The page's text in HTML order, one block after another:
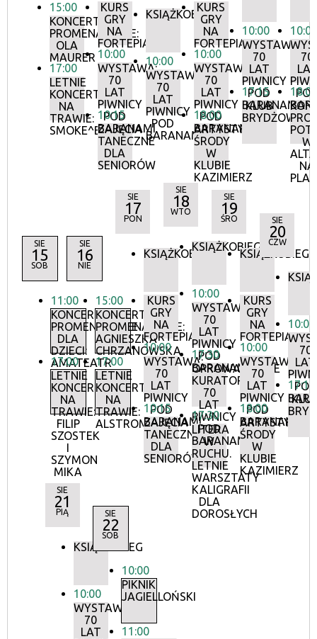
15:00
KONCERTY
PROMENADOWE:
OLA
MAURER
17:00
LETNIE
KONCERTY
NA
TRAWIE:
SMOKE^BLUES
KURS
GRY
NA
FORTEPIANIE
10:00
WYSTAWA:
70
LAT
PIWNICY
POD
BARANAMI
10:15
ZAJĘCIA
TANECZNE
DLA
SENIORÓW
KSIĄŻKOBIEG
10:00
WYSTAWA:
70
LAT
PIWNICY
POD
BARANAMI
KURS
GRY
NA
FORTEPIANIE
10:00
WYSTAWA:
70
LAT
PIWNICY
POD
BARANAMI
18:00
ARTYSTYCZNE
ŚRODY
W
KLUBIE
KAZIMIERZ
10:00
WYSTAWA:
70
LAT
PIWNICY
POD
BARANAMI
17:15
KLUB
BRYDŻOWY
10:00
70
LAT
18:00
W
NA
SIE
15
SOB
11:00
KONCERTY
PROMENADOWE
DLA
DZIECI:
AMATEATR
17:00
LETNIE
KONCERTY
NA
TRAWIE:
FILIP
SZOSTEK
I
SZYMON
MIKA
SIE
16
NIE
15:00
KONCERTY
PROMENADOWE:
AGNIESZKA
CHRZANOWSKA
17:00
LETNIE
KONCERTY
NA
TRAWIE:
ALSTROMERIE
SIE
17
PON
KSIĄŻKOBIEG
KURS
GRY
NA
FORTEPIANIE
10:00
WYSTAWA:
70
LAT
PIWNICY
POD
BARANAMI
10:15
ZAJĘCIA
TANECZNE
DLA
SENIORÓW
SIE
18
WTO
KSIĄŻKOBIEG
10:00
WYSTAWA:
70
LAT
PIWNICY
POD
BARANAMI
17:30
OPROWADZANIE
KURATORSKIE:
70
LAT
PIWNICY
POD
BARANAMI
17:30
LITERA
W
RUCHU.
LETNIE
WARSZTATY
KALIGRAFII
DLA
DOROSŁYCH
SIE
19
ŚRO
KSIĄŻKOBIEG
KURS
GRY
NA
FORTEPIANIE
10:00
WYSTAWA:
70
LAT
PIWNICY
POD
BARANAMI
18:00
ŚRODY
W
KLUBIE
KAZIMIERZ
SIE
20
CZW
10:00
70
LAT
POD
17:15
SIE
21
PIĄ
KSIĄŻKOBIEG
10:00
WYSTAWA:
70
LAT
SIE
22
SOB
10:00
PIKNIK
JAGIELLOŃSKI
11:00